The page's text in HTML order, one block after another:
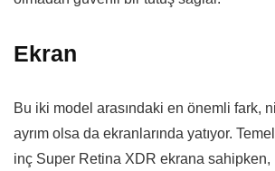
Ekran
Bu iki model arasındaki en önemli fark,
ayrım olsa da ekranlarında yatıyor.
inç Super Retina XDR ekrana